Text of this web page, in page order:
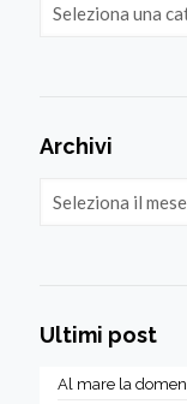
Archivi
Ultimi post
Al mare la